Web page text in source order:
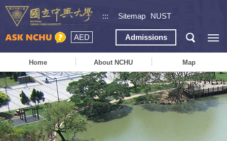
::: Sitemap NUST
AED Admissions
Home About NCHU Map